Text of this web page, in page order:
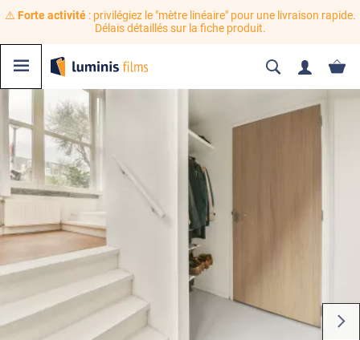
⚠️ Forte activité: privilégiez le "mètre linéaire" pour une livraison rapide.
Délais détaillés sur la fiche produit.